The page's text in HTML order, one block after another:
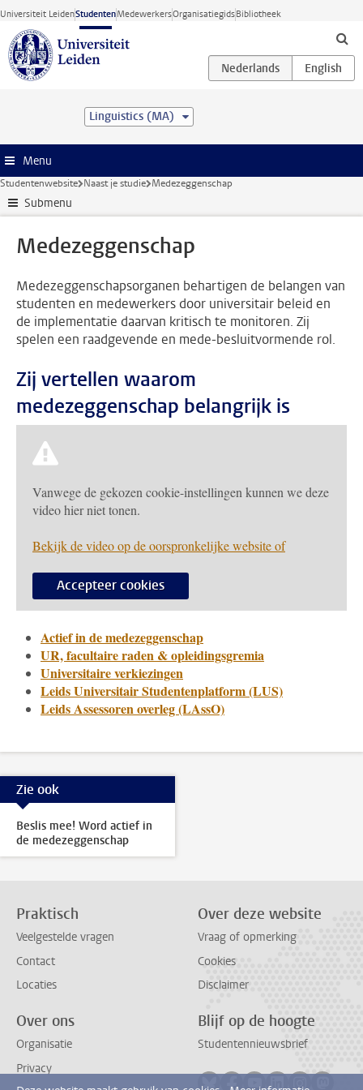
Ga direct naar de inhoud
Universiteit LeidenStudentenMedewerkersOrganisatiegidsBibliotheek
Linguistics (MA)
Menu
Studentenwebsite Naast je studie Medezeggenschap
Submenu
Medezeggenschap
Medezeggenschapsorganen behartigen de belangen van
studenten en medewerkers door universitair beleid en
de implementatie daarvan kritisch te monitoren. Zij
spelen een raadgevende en mede-besluitvormende rol.
Zij vertellen waarom
medezeggenschap belangrijk is
Vanwege de gekozen cookie-instellingen kunnen we deze
video hier niet tonen.
Bekijk de video op de oorspronkelijke website of
Accepteer cookies
Actief in de medezeggenschap
UR, facultaire raden & opleidingsgremia
Universitaire verkiezingen
Leids Universitair Studentenplatform (LUS)
Leids Assessoren overleg (LAssO)
Zie ook
Beslis mee! Word actief in
de medezeggenschap
Praktisch
Veelgestelde vragen
Contact
Locaties
Over deze website
Vraag of opmerking
Cookies
Disclaimer
Over ons
Organisatie
Privacy
Blijf op de hoogte
Studentennieuwsbrief